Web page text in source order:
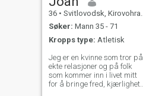
36 • Svitlovodsk, Kirovohrad, Ukraina
Søker: Mann 35 - 71
Kropps type: Atletisk
Jeg er en kvinne som tror på
ekte relasjoner og på folk
som kommer inn i livet mitt
for å bringe fred, kjærlighet